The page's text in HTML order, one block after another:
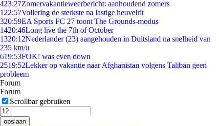
423:27Zomervakantieweerbericht: aanhoudend zomers
1 22:57Vollering de sterkste na lastige heuvelrit
320:59EA Sports FC 27 toont The Grounds-modus
1420:46Long live the 7th of October
1320:12Nederlander (23) aangehouden in Duitsland na snelheid van
235 km/u
619:53FOK! was even down
2519:52Lekker op vakantie naar Afghanistan volgens Taliban geen
probleem
Forum
Forum
Scrollbar gebruiken
opslaan